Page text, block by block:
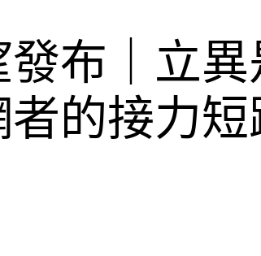
發布｜立
者的接力短